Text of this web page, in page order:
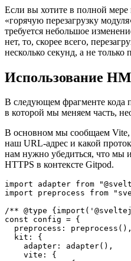
SvelteKit и Gitpod
Если вы хотите в полной мере
«горячую перезагрузку
нет, то, скорее всего,
несколько секунд, а не только
Использование
В следующем фрагменте кода
в которой мы меняем часть,
В основном мы сообщаем Vite,
нам нужно убедиться, что мы
HTTPS в контексте Gitpod.
import adapter from
import preprocess from
/** @type
const config = {